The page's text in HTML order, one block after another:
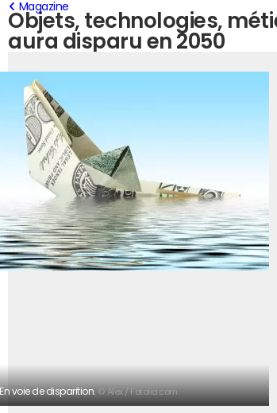
Objets, technologies,
aura disparu en 2050
Magazine
En voie de disparition.© Alex / Fotolia.com